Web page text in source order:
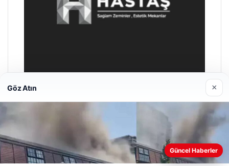
Enes Kaplan Avukatlık Bürosu
Web sitemizi nasıl kullandığınızı daha iyi anlayabilmek,
deneyiminizi kişiselleştirmek ve geliştirmek amacıyla çerezler
Göz Atın ×
Güncel Haberler